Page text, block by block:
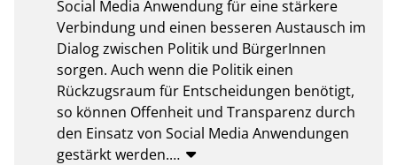
Social Media Anwendung für eine stärkere
Verbindung und einen besseren Austausch im
Dialog zwischen Politik und BürgerInnen
sorgen. Auch wenn die Politik einen
Rückzugsraum für Entscheidungen benötigt,
so können Offenheit und Transparenz durch
den Einsatz von Social Media Anwendungen
gestärkt werden.…